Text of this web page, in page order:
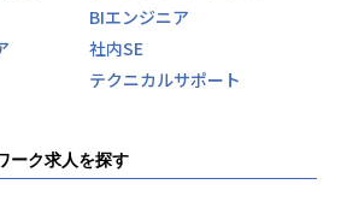
BIエンジニア
社内SE
テクニカルサポート
ーク求人を探す